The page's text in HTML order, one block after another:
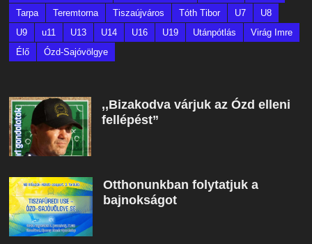
Tarpa
Teremtorna Tiszaújváros Tóth Tibor U7
U8
U9
u11 U13 U14 U16 U19 Utánpótlás
Virág Imre
Élő
Ózd-Sajóvölgye
,,Bizakodva várjuk az Ózd elleni
fellépést”
Otthonunkban folytatjuk a
bajnokságot